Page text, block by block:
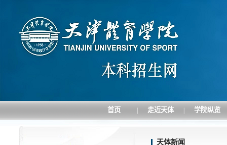
首页 走近天体 学院纵览
天体新闻